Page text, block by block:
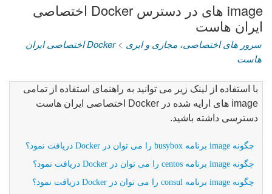
image های در دسترس Docker اختصاصی
ایران هاست
سرور های اختصاصی، مجازی و ابری >
Docker اختصاصی ایران
هاست
با استفاده از لینک زیر می توانید به راهنمای استفاده از تمامی
image های ارایه شده در Docker اختصاصی ایران هاست
دسترسی داشته باشید.
چگونه image برنامه busybox را می توان در Docker دریافت نمود؟
چگونه image برنامه centos را می توان در Docker دریافت نمود؟
چگونه image برنامه consul را می توان در Docker دریافت نمود؟